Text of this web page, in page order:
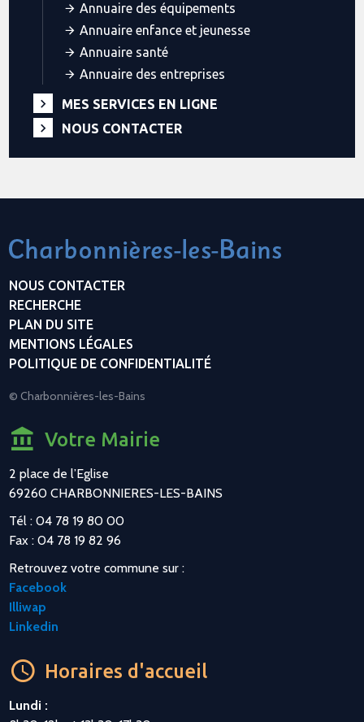
Annuaire des équipements
Annuaire enfance et jeunesse
Annuaire santé
Annuaire des entreprises
MES SERVICES EN LIGNE
NOUS CONTACTER
NOUS CONTACTER
RECHERCHE
PLAN DU SITE
MENTIONS LÉGALES
POLITIQUE DE CONFIDENTIALITÉ
© Charbonnières-les-Bains
Votre Mairie
2 place de l’Eglise
69260 CHARBONNIERES-LES-BAINS
Tél : 04 78 19 80 00
Fax : 04 78 19 82 96
Retrouvez votre commune sur :
Facebook
Illiwap
Linkedin
Horaires d'accueil
Lundi :